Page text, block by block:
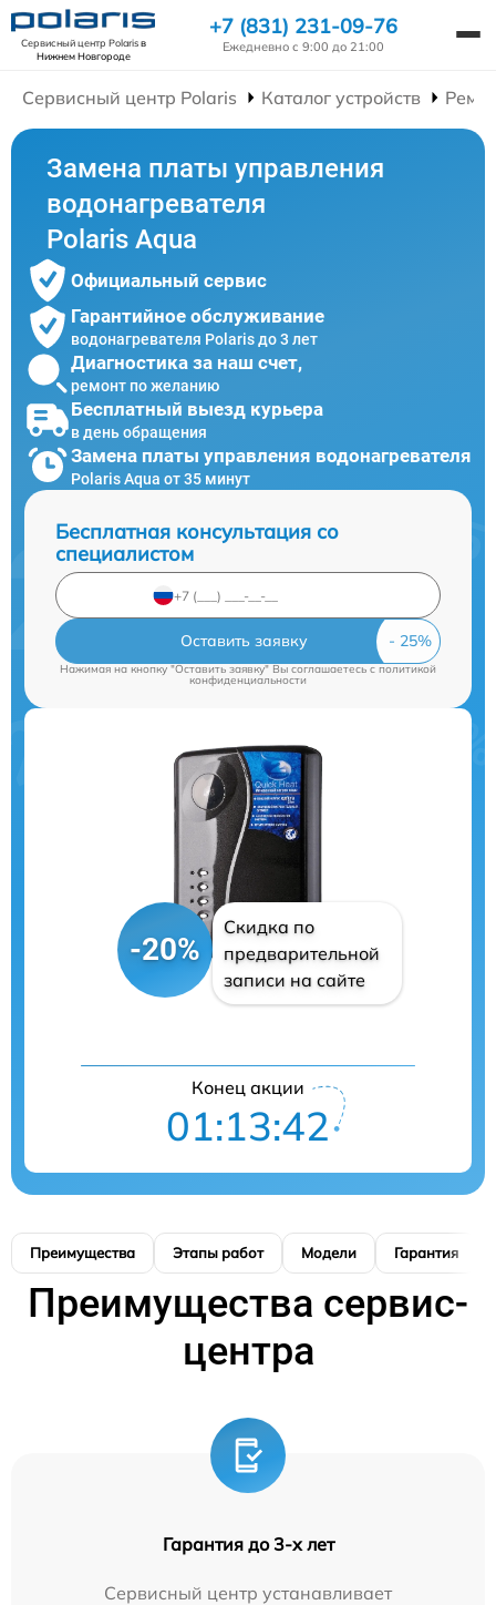
Сервисный центр Polarisв
Нижнем Новгороде
+7 (831) 231-09-76
Ежедневно с 9:00 до 21:00
Сервисный центр Polaris Каталог устройств
Замена платы управления
водонагревателя
Polaris Aqua
Официальный сервис
Гарантийное обслуживание
водонагревателя Polaris до 3 лет
Диагностика за наш счет,
ремонт по желанию
Бесплатный выезд курьера
в день обращения
Замена платы управления водонагревателя
Polaris Aqua от 35 минут
Бесплатная консультация со
специалистом
Оставить заявку
Нажимая на кнопку "Оставить заявку" Вы соглашаетесь cполитикой
конфиденциальности
-20%
Скидка по
предварительной
записи на сайте
Конец акции
01:13:41
Преимущества Этапы работ Модели Гарантия
Преимущества сервис-
центра
Гарантия до 3-х лет
Сервисный центр устанавливает